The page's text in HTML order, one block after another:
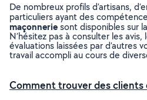
De nombreux profils d’artisans,
particuliers ayant des
maçonneriesont disponibles sur
N’hésitez pas à consulter les
évaluations laissées par d’autres
travail accompli au cours de
Comment trouver des clients